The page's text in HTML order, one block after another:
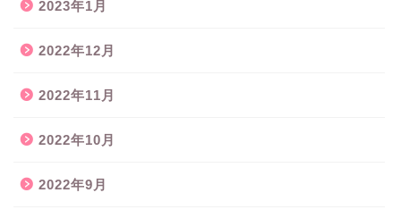
2023年1月
2022年12月
2022年11月
2022年10月
2022年9月